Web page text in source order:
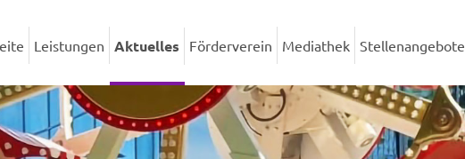
Leistungen Aktuelles Förderverein Mediathek Stellenangebote